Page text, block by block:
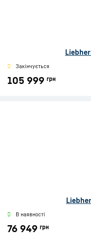
Закінчується
105 999 грн
В наявності
76 949 грн